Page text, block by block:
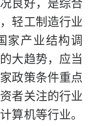
良好，是综合
轻工制造行业
家产业结构调
大趋势，应当
政策条件重点
者关注的行业
算机等行业。